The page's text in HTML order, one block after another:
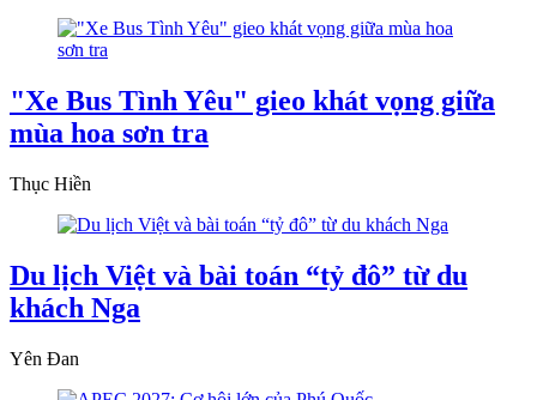
"Xe Bus Tình Yêu" gieo khát vọng giữa
mùa hoa sơn tra
Thục Hiền
Du lịch Việt và bài toán “tỷ đô” từ du
khách Nga
Yên Đan